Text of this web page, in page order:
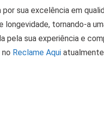
por sua excelência em
tornando-a
pela sua experiência e
Reclame Aqui